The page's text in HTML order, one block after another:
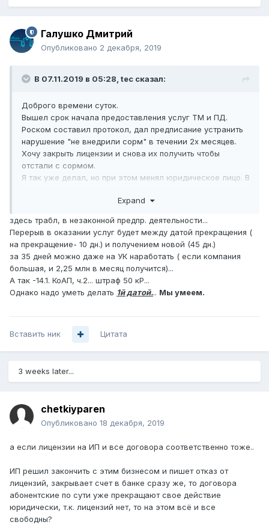
Галушко Дмитрий
Опубликовано 2 декабря, 2019
В 07.11.2019 в 05:28, tec сказал:
Доброго времени суток.
Вышел срок начала предоставления услуг ТМ и ПД.
Роском составил протокол, дал предписание устранить
нарушение "не внедрили сорм" в течении 2х месяцев.
Хочу закрыть лицензии и снова их получить чтобы
отстали с сормом.
Я так уже делал, но при этом менял юридическое лицо. В
Интересует опыт, как на это смотрит Роском.
Expand
здесь трабл, в незаконной предпр. деятельности...
Перерыв в оказании услуг будет между датой прекращения (
на прекращение- 10 дн.) и получением новой (45 дн.)
за 35 дней можно даже на УК наработать ( если компания
большая, и 2,25 млн в месяц получится)...
А так -14.1. КоАП, ч.2... штраф 50 кР...
Однако надо уметь делать 1й датой... Мы умеем.
Вставить ник Цитата
3 weeks later...
chetkiyparen
Опубликовано 18 декабря, 2019
а если лицензии на ИП и все договора соответственно тоже..
ИП решил закончить с этим бизнесом и пишет отказ от
лицензий, закрывает счет в банке сразу же, то договора
абонентские по сути уже прекращают свое действие
юридически, т.к. лицензий нет, то на этом всё и все
свободны?